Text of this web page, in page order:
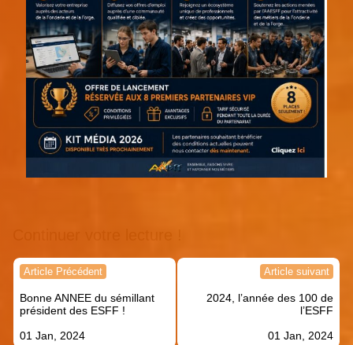
Navigation
l’article
Article Précédent
Bonne ANNEE du sémillant
président des ESFF !
01 Jan, 2024
Article suivant
2024, l’année des 100 de
l’ESFF
01 Jan, 2024